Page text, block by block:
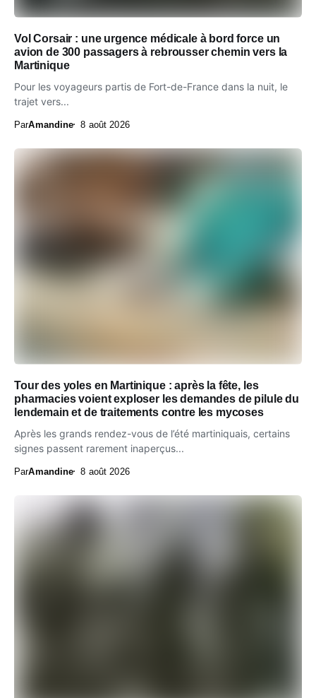
Vol Corsair : une urgence médicale à bord force un
avion de 300 passagers à rebrousser chemin vers la
Martinique
Pour les voyageurs partis de Fort-de-France dans la nuit, le
trajet vers...
ParAmandine 8 août 2026
Tour des yoles en Martinique : après la fête, les
pharmacies voient exploser les demandes de pilule du
lendemain et de traitements contre les mycoses
Après les grands rendez-vous de l’été martiniquais, certains
signes passent rarement inaperçus...
ParAmandine 8 août 2026